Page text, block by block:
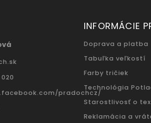
pradochcz/
INFORMÁCIE
Doprava a platba
Tabuľka veľkostí
Farby tričiek
Technológia
Starostlivosť o
Reklamácia a